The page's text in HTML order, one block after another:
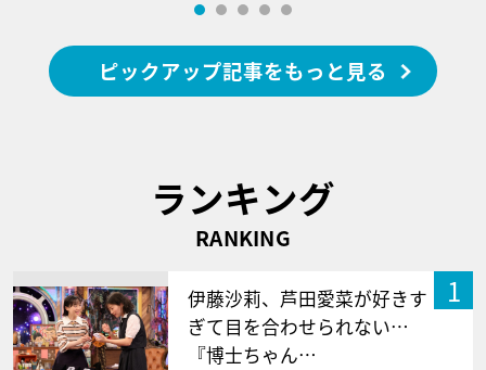
ピックアップ記事をもっと見る
ランキング
RANKING
1
伊藤沙莉、芦田愛菜が好きす
ぎて目を合わせられない…
『博士ちゃん…